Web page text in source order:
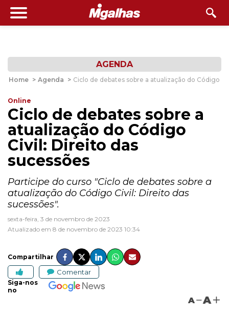
AGENDA
Home > Agenda > Ciclo de debates sobre a atualização do Código
Online
Ciclo de debates sobre a
atualização do Código
Civil: Direito das
sucessões
Participe do curso "Ciclo de debates sobre a
atualização do Código Civil: Direito das
sucessões".
sexta-feira, 3 de novembro de 2023
Atualizado em 8 de novembro de 2023 10:34
Compartilhar
Comentar
Siga-nos
no
A A